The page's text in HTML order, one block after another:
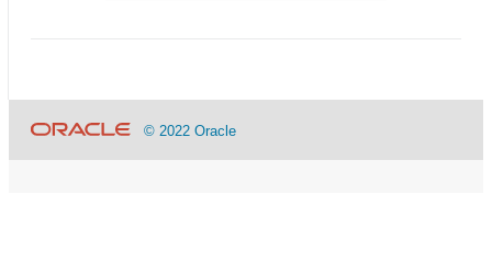
© 2022 Oracle